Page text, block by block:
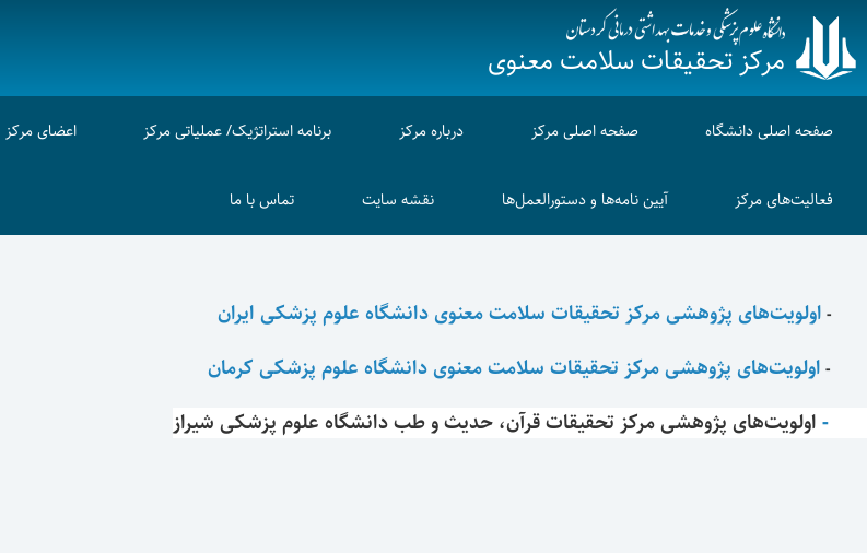
مرکز تحقیقات سلامت معنوی
صفحه اصلی دانشگاه صفحه اصلی مرکز درباره مرکز برنامه استراتژیک/ عملیاتی مرکز اعضای مرکز
فعالیت‌های مرکز آیین نامه‌ها و دستورالعمل‌ها نقشه سایت تماس با ما
- اولویت‌های پژوهشی مرکز تحقیقات سلامت معنوی دانشگاه علوم پزشکی ایران
- اولویت‌های پژوهشی مرکز تحقیقات سلامت معنوی دانشگاه علوم پزشکی کرمان
- اولویت‌های پژوهشیمرکز تحقیقات قرآن، حدیث و طب دانشگاه علوم پزشکی شیراز